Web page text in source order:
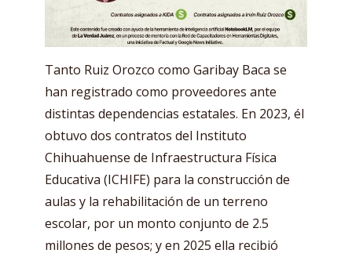
Tanto Ruiz Orozco como Garibay Baca se
han registrado como proveedores ante
distintas dependencias estatales. En 2023, él
obtuvo dos contratos del Instituto
Chihuahuense de Infraestructura Física
Educativa (ICHIFE) para la construcción de
aulas y la rehabilitación de un terreno
escolar, por un monto conjunto de 2.5
millones de pesos; y en 2025 ella recibió